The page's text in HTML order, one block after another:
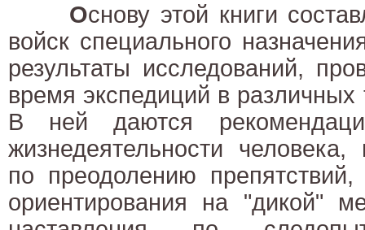
Основу этой книги
войск специального
результаты исследований,
время экспедиций в различных
В ней даются
жизнедеятельности человека,
по преодолению
ориентирования на "дикой"